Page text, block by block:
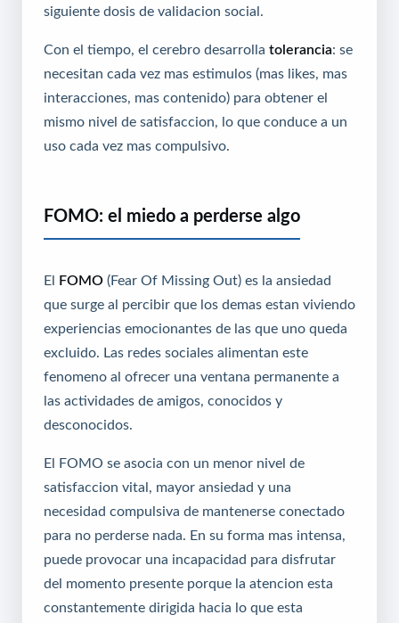
siguiente dosis de validacion social.
Con el tiempo, el cerebro desarrolla tolerancia: se
necesitan cada vez mas estimulos (mas likes, mas
interacciones, mas contenido) para obtener el
mismo nivel de satisfaccion, lo que conduce a un
uso cada vez mas compulsivo.
FOMO: el miedo a perderse algo
El FOMO (Fear Of Missing Out) es la ansiedad
que surge al percibir que los demas estan viviendo
experiencias emocionantes de las que uno queda
excluido. Las redes sociales alimentan este
fenomeno al ofrecer una ventana permanente a
las actividades de amigos, conocidos y
desconocidos.
El FOMO se asocia con un menor nivel de
satisfaccion vital, mayor ansiedad y una
necesidad compulsiva de mantenerse conectado
para no perderse nada. En su forma mas intensa,
puede provocar una incapacidad para disfrutar
del momento presente porque la atencion esta
constantemente dirigida hacia lo que esta